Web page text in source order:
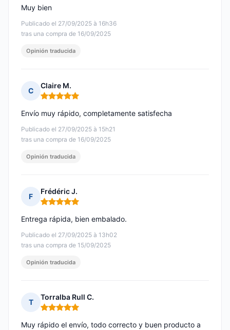
Publicado el 27/09/2025 à 16h36
tras una compra de 16/09/2025
Muy bien
Opinión traducida
C
Claire M.
Nota: 5 de 5
Publicado el 27/09/2025 à 15h21
tras una compra de 16/09/2025
Envío muy rápido, completamente satisfecha
Opinión traducida
F
Frédéric J.
Nota: 5 de 5
Publicado el 27/09/2025 à 13h02
tras una compra de 15/09/2025
Entrega rápida, bien embalado.
Opinión traducida
T
Torralba Rull C.
Nota: 5 de 5
Muy rápido el envío, todo correcto y buen producto a